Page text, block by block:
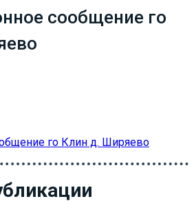
сообщение го
го Клин д. Ширяево